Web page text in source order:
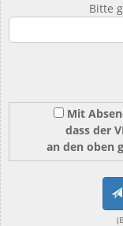
Bitte
Mit
dass der
an den oben